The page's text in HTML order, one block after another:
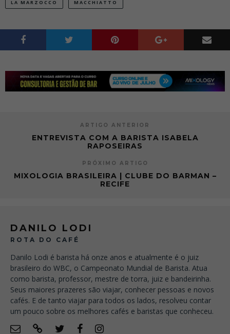
LA MARZOCCO MACCHIATTO
ARTIGO ANTERIOR
ENTREVISTA COM A BARISTA ISABELA
RAPOSEIRAS
PRÓXIMO ARTIGO
MIXOLOGIA BRASILEIRA | CLUBE DO BARMAN –
RECIFE
DANILO LODI
ROTA DO CAFÉ
Danilo Lodi é barista há onze anos e atualmente é o juiz
brasileiro do WBC, o Campeonato Mundial de Barista. Atua
como barista, professor, mestre de torra, juiz e bandeirinha.
Seus maiores prazeres são viajar, conhecer pessoas e novos
cafés. E de tanto viajar para todos os lados, resolveu contar
um pouco sobre os melhores cafés e baristas que conheceu.